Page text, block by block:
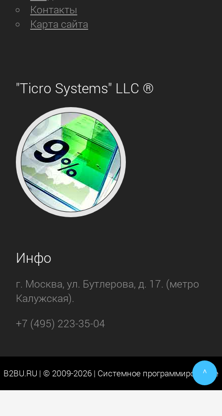
Контакты
Карта сайта
"Ticro Systems" LLC ®
Инфо
г. Москва, ул. Бутлерова, д. 17. (метро
Калужская).
+7 (495) 223-35-04
B2BU.RU | © 2009-2026 | Системное программирование
^